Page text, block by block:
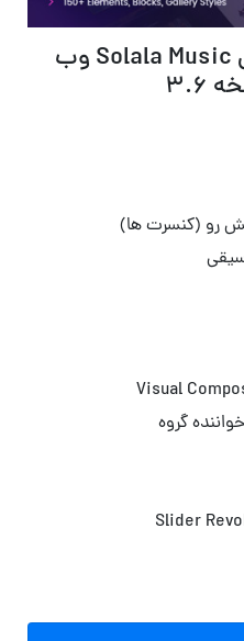
امکانات پوسته وردپرس Solala Music وب
رو (کنسرت ها)
گروه